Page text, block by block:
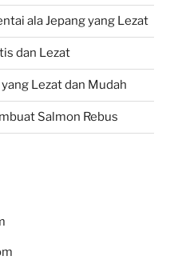
ala Jepang yang Lezat
dan Lezat
Lezat dan Mudah
Salmon Rebus